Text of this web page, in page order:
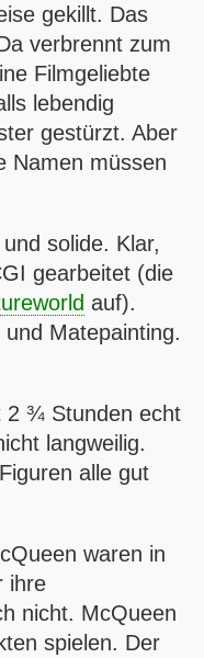
gekillt. Das
verbrennt zum
Filmgeliebte
lebendig
gestürzt. Aber
Namen müssen
solide. Klar,
gearbeitet (die
auf).
Matepainting.
2 ¾ Stunden echt
langweilig.
alle gut
waren in
ihre
nicht. McQueen
spielen. Der